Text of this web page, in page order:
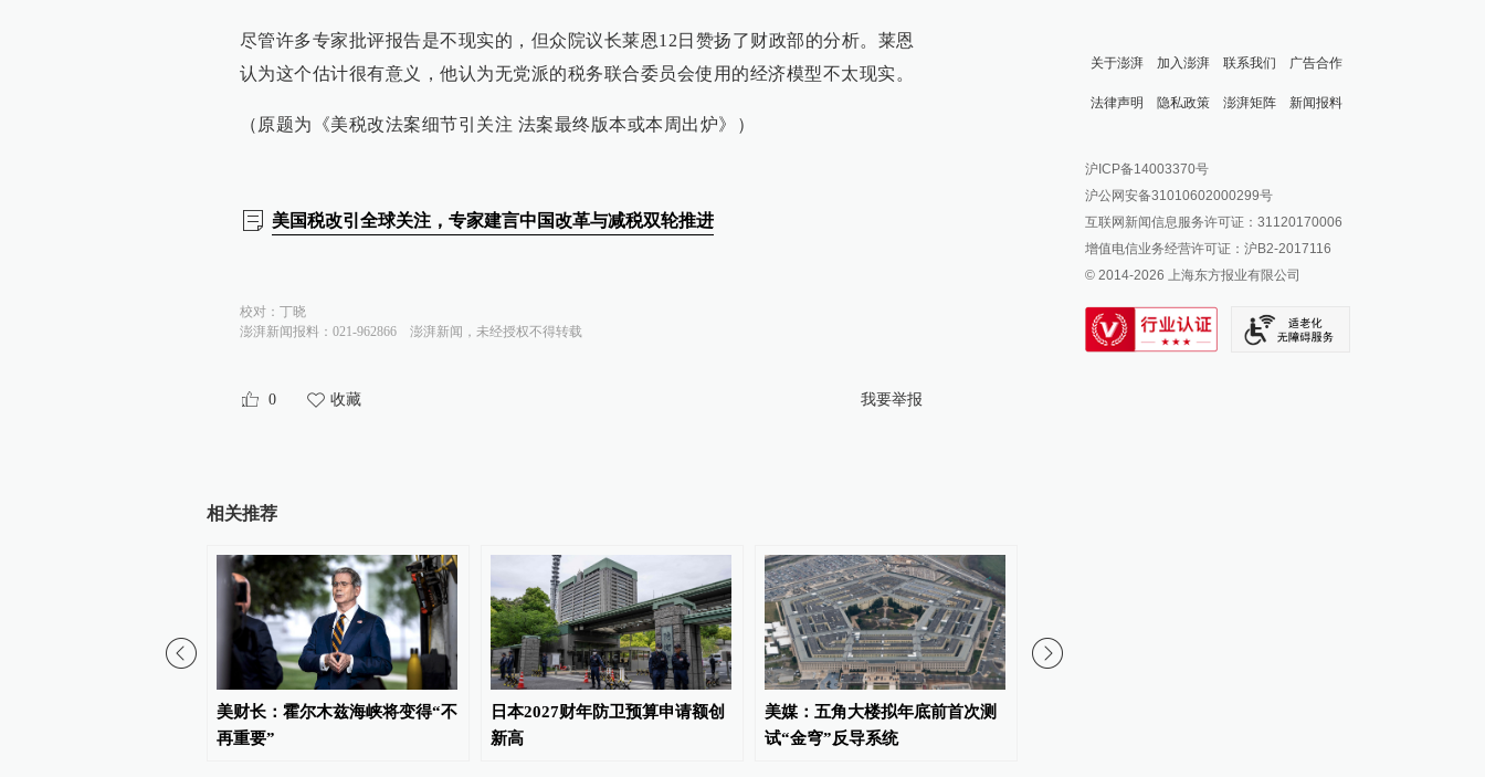
尽管许多专家批评报告是不现实的，但众院议长莱恩12日赞扬了财政部的分析。莱恩
认为这个估计很有意义，他认为无党派的税务联合委员会使用的经济模型不太现实。
（原题为《美税改法案细节引关注 法案最终版本或本周出炉》）
美国税改引全球关注，专家建言中国改革与减税双轮推进
校对： 丁晓
澎湃新闻报料：021-962866
澎湃新闻，未经授权不得转载
0 收藏 我要举报
相关推荐
美财长：霍尔木兹海峡将变得“不
再重要”
日本2027财年防卫预算申请额创
新高
美媒：五角大楼拟年底前首次测
试“金穹”反导系统
关于澎湃 加入澎湃 联系我们 广告合作
法律声明 隐私政策 澎湃矩阵
澎湃新闻公众号
澎湃新闻抖音号
派生万物开放平台
IP SHANGHAI
SIXTH TONE
新闻报料
报料邮箱: news@thepaper.cn
沪ICP备14003370号
沪公网安备31010602000299号
互联网新闻信息服务许可证：31120170006
增值电信业务经营许可证：沪B2-2017116
© 2014-2026 上海东方报业有限公司